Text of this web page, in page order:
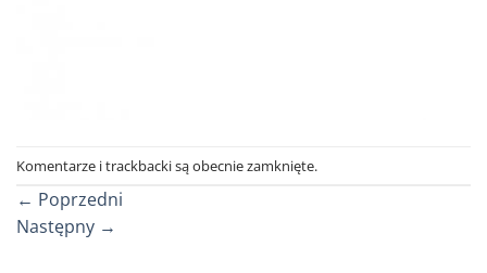
Komentarze i trackbacki są obecnie zamknięte.
← Poprzedni
Następny →